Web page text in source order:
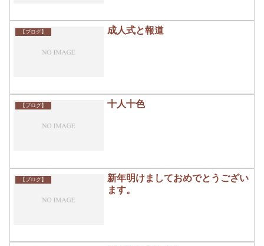
【ブログ】 成人式と報道
【ブログ】 十人十色
【ブログ】
新年明けましておめでとうござい
ます。